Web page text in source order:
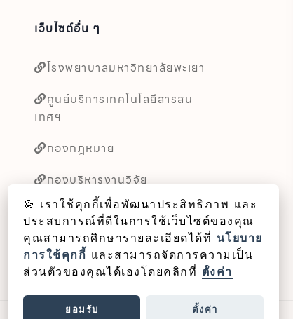
เว็บไซต์อื่น ๆ
โรงพยาบาลมหาวิทยาลัยพะเยา
ศูนย์บริการเทคโนโลยีสารสน
เทศฯ
กองกฎหมาย
กองบริหารงานวิจัย
หน่วยตรวจสอบภายใน
🍪 เราใช้คุกกี้เพื่อพัฒนาประสิทธิภาพ และ
ประสบการณ์ที่ดีในการใช้เว็บไซต์ของคุณ
คุณสามารถศึกษารายละเอียดได้ที่ นโยบาย
การใช้คุกกี้ และสามารถจัดการความเป็น
ส่วนตัวของคุณได้เองโดยคลิกที่ ตั้งค่า
ยอมรับ ตั้งค่า